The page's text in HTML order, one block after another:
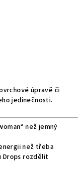
úpravě či
jedinečnosti.
než jemný
než třeba
Drops rozdělit